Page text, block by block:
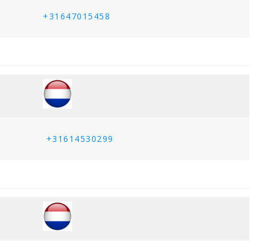
+31647015458
+31614530299